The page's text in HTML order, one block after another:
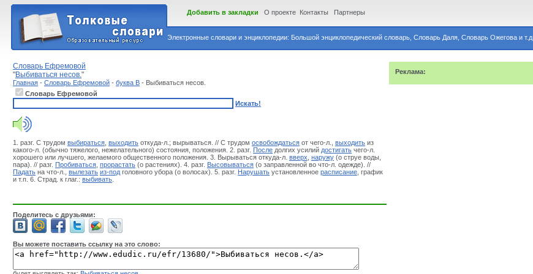
Электронные словари и энциклопедии: Большой энциклопедический словарь, Словарь Даля, Словарь Ожегова и т.д.
Добавить в закладки О проекте Контакты Партнеры
Словарь Ефремовой
"Выбиваться несов."
Главная - Словарь Ефремовой - буква В - Выбиваться несов.
Словарь Ефремовой
Искать!
1. разг. С трудом выбираться выходить откуда-л.; вырываться. // С трудом освобождаться от чего-л., выходить из
какого-л. (обычно тяжелого, нежелательного) состояния, положения. 2. разг. После долгих усилий достигать чего-л.
хорошего или лучшего, желаемого общественного положения. 3. Вырываться откуда-л. вверх наружу (о струе воды,
пара). // разг. Пробиваться прорастать (о растениях). 4. разг. Высовываться (о заправленной во что-л. одежде). //
Падать на что-л., вылезать из-под головного убора (о волосах). 5. разг. Нарушать установленное расписание , график
и т.п. 6. Страд. к глаг.: выбивать
Поделитесь с друзьями:
Вы можете поставить ссылку на это слово:
Реклама: